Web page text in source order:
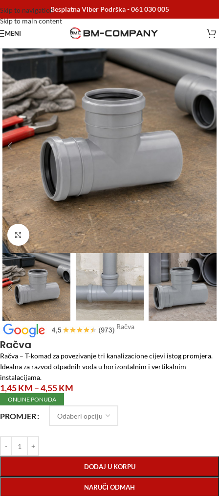
Skip to navigation
Skip to main content
Besplatna Viber Podrška -061 030 005
MENI
Click to enlarge
Početna/Vodomaterijal /PVC cijevi/ Račva
Račva
Račva – T-komad za povezivanje tri kanalizacione cijevi istog promjera.
Idealna za razvod otpadnih voda u horizontalnim i vertikalnim
instalacijama.
1,45KM –4,55KM
ONLINE PONUDA
PROMJER
DODAJ U KORPU
NARUČI ODMAH